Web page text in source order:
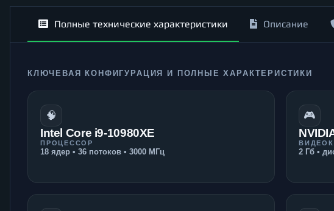
Полные технические характеристики Описание
КЛЮЧЕВАЯ КОНФИГУРАЦИЯ И ПОЛНЫЕ ХАРАКТЕРИСТИКИ
🧠
Intel Core i9-10980XE
ПРОЦЕССОР
18 ядер • 36 потоков • 3000 МГц
🎮
2 Гб •